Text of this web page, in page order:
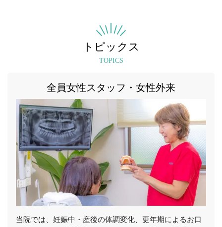
トピックス
TOPICS
全員女性スタッフ・女性外来
当院では、妊娠中・産後の体調変化、更年期によるお口